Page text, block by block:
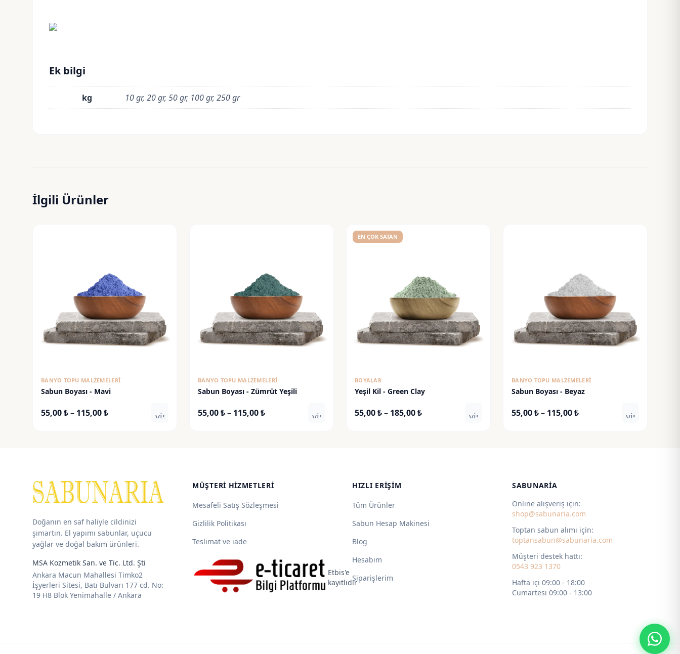
Ek bilgi
kg 10 gr, 20 gr, 50 gr, 100 gr, 250 gr
İlgili Ürünler
BANYO TOPU MALZEMELERI
Sabun Boyası - Mavi
55,00₺– 115,00₺Fiyat
visibility
BANYO TOPU MALZEMELERI
Sabun Boyası - Zümrüt Yeşili
55,00₺– 115,00₺Fiyat
visibility
EN ÇOK SATAN
BOYALAR
Yeşil Kil - Green Clay
55,00₺– 185,00₺Fiyat
visibility
BANYO TOPU MALZEMELERI
Sabun Boyası - Beyaz
55,00₺– 115,00₺Fiyat
visibility
Doğanın en saf haliyle cildinizi
şımartın. El yapımı sabunlar, uçucu
yağlar ve doğal bakım ürünleri.
MSA Kozmetik San. ve Tic. Ltd. Şti
Ankara Macun Mahallesi Timko2
İşyerleri Sitesi, Batı Bulvarı 177 cd. No:
19 H8 Blok Yenimahalle / Ankara
MÜŞTERI HIZMETLERI
Mesafeli Satış Sözleşmesi
Gizlilik Politikası
Teslimat ve iade
Etbis'e
kayıtlıdır
HIZLI ERIŞIM
Tüm Ürünler
Sabun Hesap Makinesi
Blog
Hesabım
Siparişlerim
SABUNARIA
Online alışveriş için:
shop@sabunaria.com
Toptan sabun alımı için:
toptansabun@sabunaria.com
Müşteri destek hattı:
0543 923 1370
Hafta içi 09:00 - 18:00
Cumartesi 09:00 - 13:00